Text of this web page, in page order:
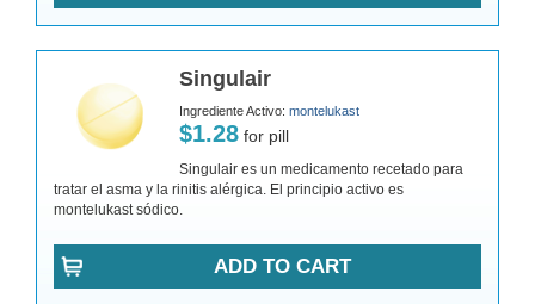
Singulair
Ingrediente Activo: montelukast
$1.28 for pill
Singulair es un medicamento recetado para
tratar el asma y la rinitis alérgica. El principio activo es
montelukast sódico.
ADD TO CART